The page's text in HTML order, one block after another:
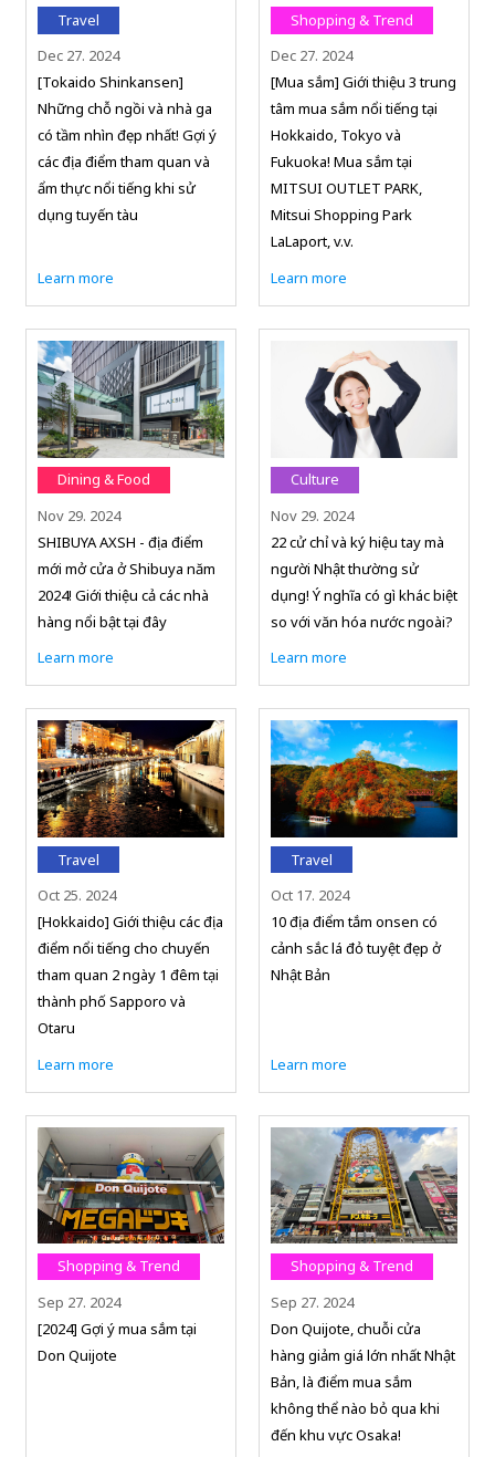
Travel
Dec 27. 2024
[Tokaido Shinkansen]
Những chỗ ngồi và nhà ga
có tầm nhìn đẹp nhất! Gợi ý
các địa điểm tham quan và
ẩm thực nổi tiếng khi sử
dụng tuyến tàu
Learn more
Shopping & Trend
Dec 27. 2024
[Mua sắm] Giới thiệu 3 trung
tâm mua sắm nổi tiếng tại
Hokkaido, Tokyo và
Fukuoka! Mua sắm tại
MITSUI OUTLET PARK,
Mitsui Shopping Park
LaLaport, v.v.
Learn more
Dining & Food
Nov 29. 2024
SHIBUYA AXSH - địa điểm
mới mở cửa ở Shibuya năm
2024! Giới thiệu cả các nhà
hàng nổi bật tại đây
Learn more
Culture
Nov 29. 2024
22 cử chỉ và ký hiệu tay mà
người Nhật thường sử
dụng! Ý nghĩa có gì khác biệt
so với văn hóa nước ngoài?
Learn more
Travel
Oct 25. 2024
[Hokkaido] Giới thiệu các địa
điểm nổi tiếng cho chuyến
tham quan 2 ngày 1 đêm tại
thành phố Sapporo và
Otaru
Learn more
Travel
Oct 17. 2024
10 địa điểm tắm onsen có
cảnh sắc lá đỏ tuyệt đẹp ở
Nhật Bản
Learn more
Shopping & Trend
Sep 27. 2024
[2024] Gợi ý mua sắm tại
Don Quijote
Shopping & Trend
Sep 27. 2024
Don Quijote, chuỗi cửa
hàng giảm giá lớn nhất Nhật
Bản, là điểm mua sắm
không thể nào bỏ qua khi
đến khu vực Osaka!